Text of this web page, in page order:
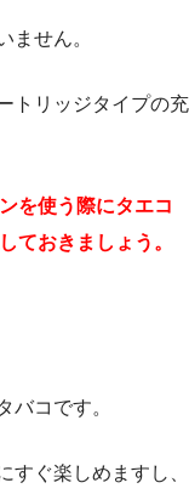
ません。
トリッジタイプの充
を使う際にタエコ
ておきましょう。
バコです。
すぐ楽しめますし、